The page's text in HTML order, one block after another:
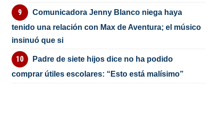
Comunicadora Jenny Blanco niega haya
tenido una relación con Max de Aventura; el músico
insinuó que si
Padre de siete hijos dice no ha podido
comprar útiles escolares: “Esto está malísimo”